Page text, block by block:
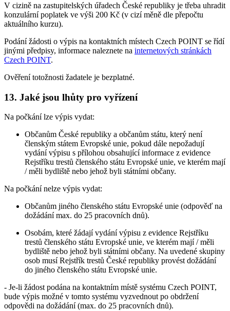
V cizině na zastupitelských úřadech České republiky je třeba uhradit
konzulární poplatek ve výši 200 Kč (v cizí měně dle přepočtu
aktuálního kurzu).
Podání žádosti o výpis na kontaktních místech Czech POINT se řídí
jinými předpisy, informace naleznete na internetových stránkách
Czech POINT.
Ověření totožnosti žadatele je bezplatné.
13. Jaké jsou lhůty pro vyřízení
Na počkání lze výpis vydat:
Občanům České republiky a občanům státu, který není
členským státem Evropské unie, pokud dále nepožadují
vydání výpisu s přílohou obsahující informace z evidence
Rejstříku trestů členského státu Evropské unie, ve kterém mají
/ měli bydliště nebo jehož byli státními občany.
Na počkání nelze výpis vydat:
Občanům jiného členského státu Evropské unie (odpověď na
dožádání max. do 25 pracovních dnů).
Osobám, které žádají vydání výpisu z evidence Rejstříku
trestů členského státu Evropské unie, ve kterém mají / měli
bydliště nebo jehož byli státními občany. Na uvedené skupiny
osob musí Rejstřík trestů České republiky provést dožádání
do jiného členského státu Evropské unie.
- Je-li žádost podána na kontaktním místě systému Czech POINT,
bude výpis možné v tomto systému vyzvednout po obdržení
odpovědi na dožádání (max. do 25 pracovních dnů).